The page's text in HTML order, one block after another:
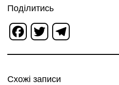
Поділитись
Facebook
Twitter
Схожі записи